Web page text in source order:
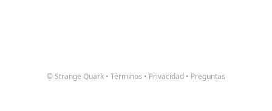
© Strange Quark • Términos • Privacidad • Preguntas